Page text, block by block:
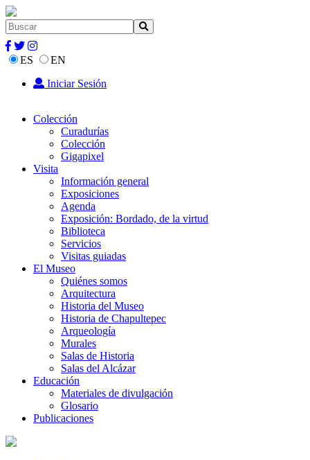
ES
EN
Iniciar Sesión
Colección
Curadurías
Colección
Gigapixel
Visita
Información general
Exposiciones
Agenda
Exposición: Bordado, de la virtud
Biblioteca
Servicios
Visitas guiadas
El Museo
Quiénes somos
Arquitectura
Historia del Museo
Historia de Chapultepec
Arqueología
Murales
Salas de Historia
Salas del Alcázar
Educación
Materiales de divulgación
Glosario
Publicaciones